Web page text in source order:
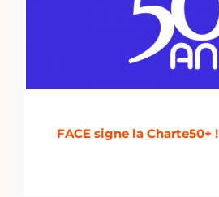
FACE signe la Charte50+ !